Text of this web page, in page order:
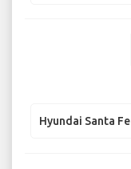
Hyundai Santa Fe